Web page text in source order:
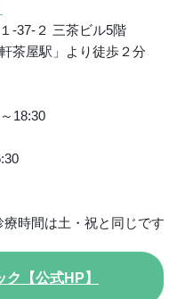
-37-２ 三茶ビル5階
茶屋駅」より徒歩２分
18:30
時間は土・祝と同じです
【公式HP】